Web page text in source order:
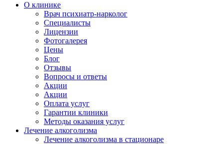
О клинике
Врач психиатр-нарколог
Специалисты
Лицензии
Фотогалерея
Цены
Блог
Отзывы
Вопросы и ответы
Акции
Акции
Оплата услуг
Гарантии клиники
Методы оказания услуг
Лечение алкоголизма
Лечение алкоголизма в стационаре